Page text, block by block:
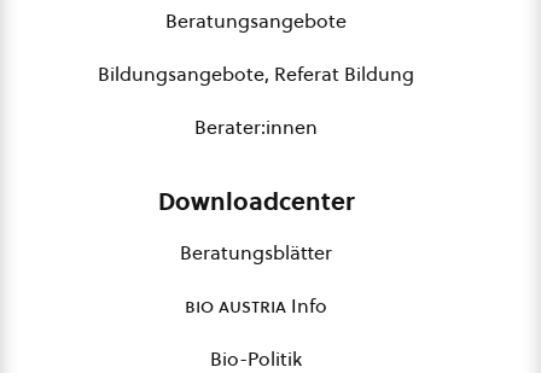
Beratungsangebote
Bildungsangebote, Referat Bildung
Berater:innen
Downloadcenter
Beratungsblätter
bio austria Info
Bio-Politik